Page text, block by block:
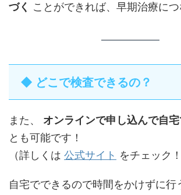
づく ことができれば、早期治療につ
◆ どこで検査できるの？
また、 オンラインで申し込んで自
とも可能です！
（詳しくは 公式サイト をチェック！
自宅でできるので時間をかけずに行